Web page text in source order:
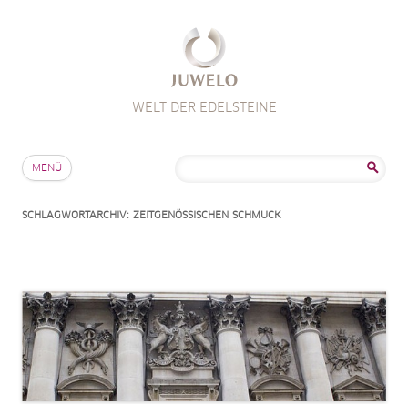
WELT DER EDELSTEINE
MENÜ
SCHLAGWORTARCHIV: ZEITGENÖSSISCHEN SCHMUCK